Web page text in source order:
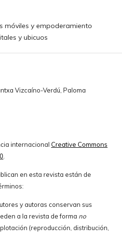
móviles y empoderamiento
y ubicuos
Vizcaíno-Verdú, Paloma
internacional Creative Commons
.
en esta revista están de
y autoras conservan sus
a la revista de forma no
(reproducción, distribución,